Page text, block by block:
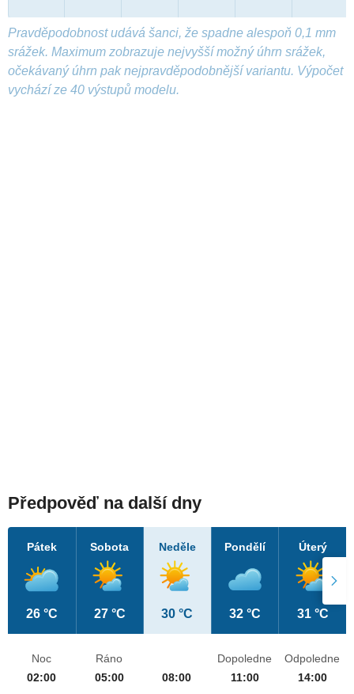
Pravděpodobnost udává šanci, že spadne alespoň 0,1 mm
srážek. Maximum zobrazuje nejvyšší možný úhrn srážek,
očekávaný úhrn pak nejpravděpodobnější variantu. Výpočet
vychází ze 40 výstupů modelu.
Předpověď na další dny
Pátek
26 °C
Sobota
27 °C
Neděle
30 °C
Pondělí
32 °C
Úterý
31 °C
Noc
02:00
Ráno
05:00
08:00
Dopoledne
11:00
Odpoledne
14:00